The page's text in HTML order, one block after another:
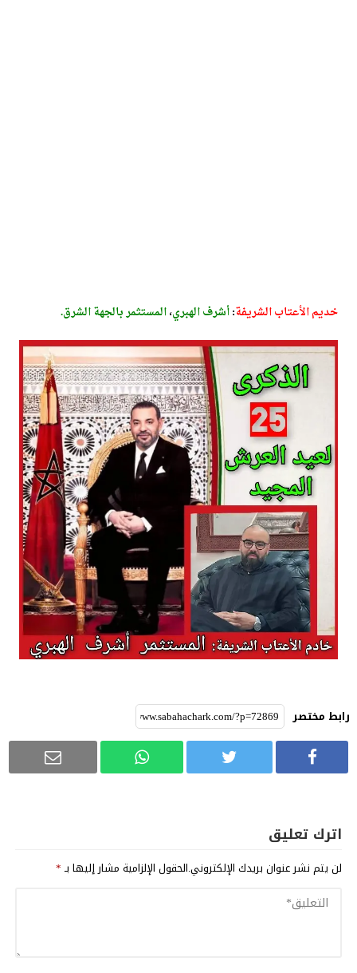
خديم الأعتاب الشريفة:أشرف الهبري،المستثمر بالجهة الشرق.
رابط مختصر
اترك تعليق
لن يتم نشر عنوان بريدك الإلكتروني.الحقول الإلزامية مشار إليها بـ*